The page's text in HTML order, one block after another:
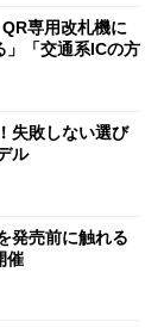
専用改札機に
「交通系ICの方
失敗しない選び
ル
発売前に触れる
催